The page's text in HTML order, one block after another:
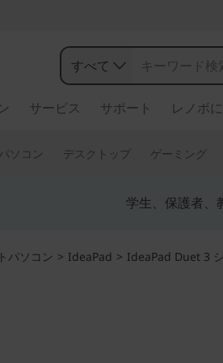
すべて
サービス サポート レノボ
ソコン デスクトップ ゲーミング
学生、保護者、
パソコン > IdeaPad > IdeaPad Duet 3